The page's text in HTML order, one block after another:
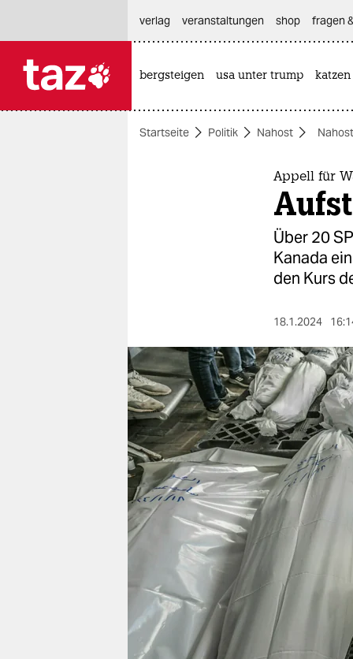
themen
berlin
nord
wahrheit
verlag
verlag
veranstaltungen
fragen & hilfe
unterstützen
abo
verlag
veranstaltungen shop fragen
bergsteigen usa unter trump katzen
Startseite Politik Nahost
Appell für
Über 20
Kanada
den Kurs
18.1.2024